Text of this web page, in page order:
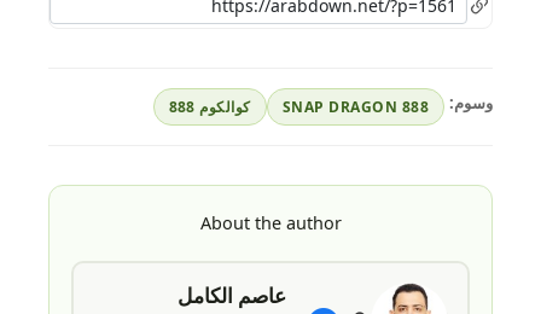
وسوم: SNAP DRAGON 888 كوالكوم 888
About the author
عاصم الكامل